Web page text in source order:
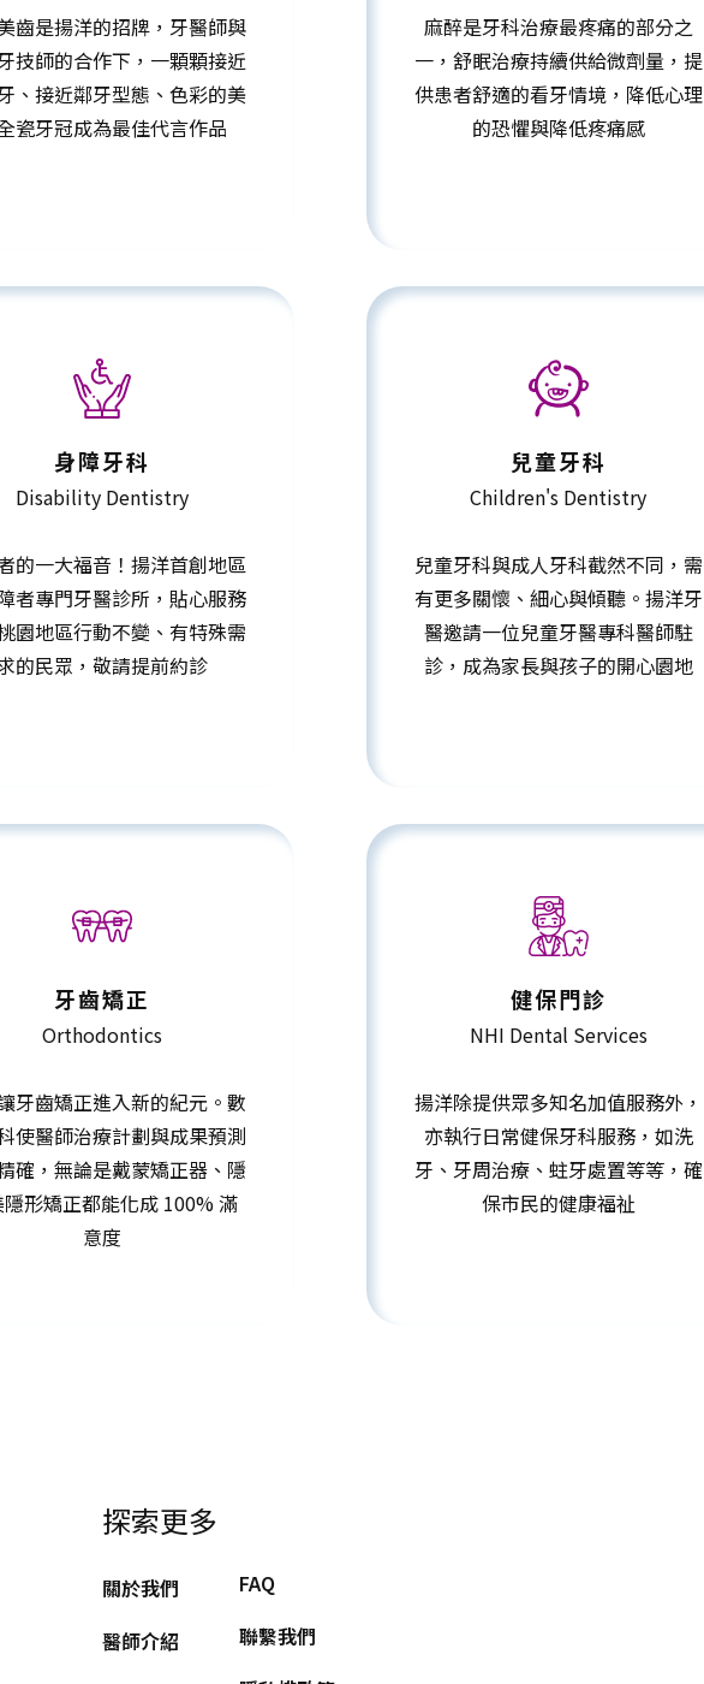
齒是揚洋的招牌，牙醫師與
技師的合作下，一顆顆接近
、接近鄰牙型態、色彩的美
瓷牙冠成為最佳代言作品
麻醉是牙科治療最疼痛的部分之
一，舒眠治療持續供給微劑量，提
供患者舒適的看牙情境，降低心理
的恐懼與降低疼痛感
身障牙科
Disability Dentistry
的一大福音！揚洋首創地區
者專門牙醫診所，貼心服務
園地區行動不變、有特殊需
的民眾，敬請提前約診
兒童牙科
Children's Dentistry
兒童牙科與成人牙科截然不同，需
有更多關懷、細心與傾聽。揚洋牙
醫邀請一位兒童牙醫專科醫師駐
診，成為家長與孩子的開心園地
牙齒矯正
Orthodontics
牙齒矯正進入新的紀元。數
使醫師治療計劃與成果預測
確，無論是戴蒙矯正器、隱
隱形矯正都能化成 100% 滿
意度
健保門診
NHI Dental Services
揚洋除提供眾多知名加值服務外，
亦執行日常健保牙科服務，如洗
牙、牙周治療、蛀牙處置等等，確
保市民的健康福祉
探索更多
關於我們
醫師介紹
FAQ
聯繫我們